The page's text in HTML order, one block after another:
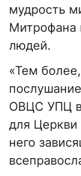
мудрость
Митрофана
людей.
«Тем
ОВЦС УПЦ
для Церкви
него